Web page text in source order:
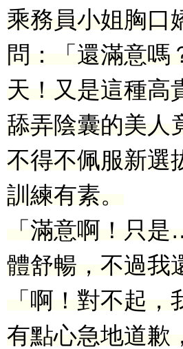
乘務員小姐胸口
問：「還滿意嗎
天！又是這種高
舔弄陰囊的美人
不得不佩服新選
訓練有素。
「滿意啊！只
體舒暢，不過我
「啊！對不起
有點心急地道歉